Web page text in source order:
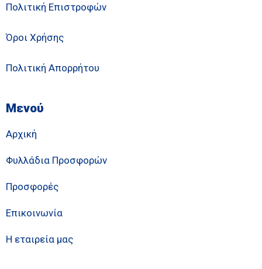
Πολιτική Επιστροφών
Όροι Χρήσης
Πολιτική Απορρήτου
Μενού
Αρχική
Φυλλάδια Προσφορών
Προσφορές
Επικοινωνία
Η εταιρεία μας